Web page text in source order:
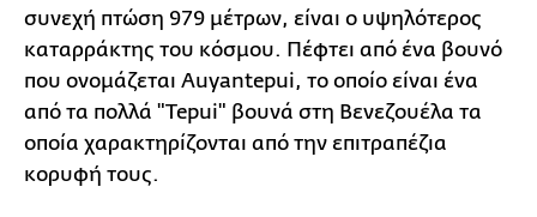
συνεχή πτώση 979 μέτρων, είναι ο υψηλότερος
καταρράκτης του κόσμου. Πέφτει από ένα βουνό
που ονομάζεται Auyantepui, το οποίο είναι ένα
από τα πολλά "Tepui" βουνά στη Βενεζουέλα τα
οποία χαρακτηρίζονται από την επιτραπέζια
κορυφή τους.